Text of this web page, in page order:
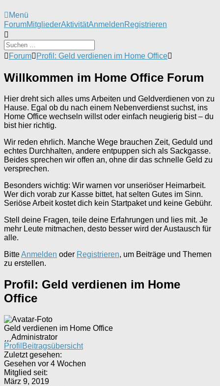
Menü
Forum-
Navigation
ForumMitgliederAktivitätAnmeldenRegistrieren
Forum-
-
Du
hier:
Forum Profil: Geld verdienen im Home Office
Willkommen im Home Office Forum
Hier dreht sich alles ums Arbeiten und Geldverdienen von zu
Hause. Egal ob du nach einem Nebenverdienst suchst, ins
Home Office wechseln willst oder einfach neugierig bist – du
bist hier richtig.
Wir reden ehrlich. Manche Wege brauchen Zeit, Geduld und
echtes Durchhalten, andere entpuppen sich als Sackgasse.
Beides sprechen wir offen an, ohne dir das schnelle Geld zu
versprechen.
Besonders wichtig: Wir warnen vor unseriöser Heimarbeit.
Wer dich vorab zur Kasse bittet, hat selten Gutes im Sinn.
Seriöse Arbeit kostet dich kein Startpaket und keine Gebühr.
Stell deine Fragen, teile deine Erfahrungen und lies mit. Je
mehr Leute mitmachen, desto besser wird der Austausch für
alle.
BitteAnmelden oder Registrieren, um Beiträge und Themen
zu erstellen.
Profil: Geld verdienen im Home
Office
Geld verdienen im Home Office
Administrator
Profil Beitragsübersicht
Zuletzt gesehen:
Gesehen vor 4 Wochen
Mitglied seit:
März 9, 2019